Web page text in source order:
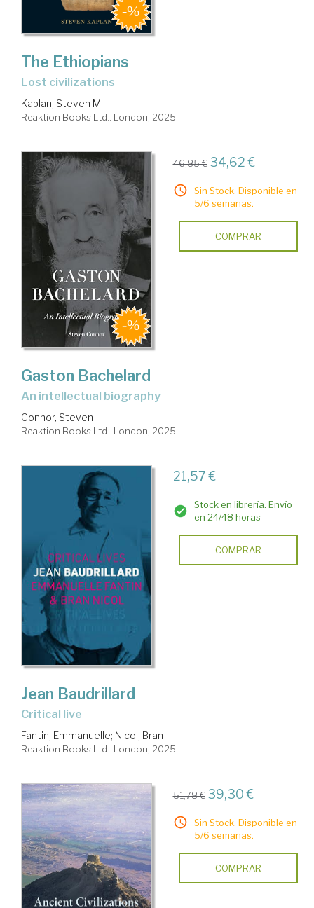
The Ethiopians
lost civilizations
Kaplan, Steven M.
Reaktion Books Ltd.. London, 2025
46,85 € 34,62 €
Sin Stock. Disponible en
5/6 semanas.
COMPRAR
Gaston Bachelard
an intellectual biography
Connor, Steven
Reaktion Books Ltd.. London, 2025
21,57 €
Stock en librería. Envío
en 24/48 horas
COMPRAR
Jean Baudrillard
critical live
Fantin, Emmanuelle; Nicol, Bran
Reaktion Books Ltd.. London, 2025
51,78 € 39,30 €
Sin Stock. Disponible en
5/6 semanas.
COMPRAR